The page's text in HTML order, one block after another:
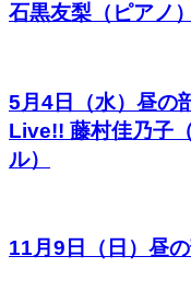
石黒友梨（ピアノ
5月4日（水）昼の
Live!! 藤村佳乃子
ル）
11月9日（日）昼